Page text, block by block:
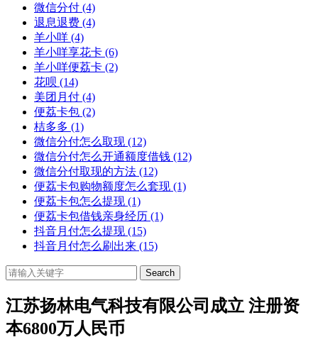
微信分付 (4)
退息退费 (4)
羊小咩 (4)
羊小咩享花卡 (6)
羊小咩便荔卡 (2)
花呗 (14)
美团月付 (4)
便荔卡包 (2)
桔多多 (1)
微信分付怎么取现 (12)
微信分付怎么开通额度借钱 (12)
微信分付取现的方法 (12)
便荔卡包购物额度怎么套现 (1)
便荔卡包怎么提现 (1)
便荔卡包借钱亲身经历 (1)
抖音月付怎么提现 (15)
抖音月付怎么刷出来 (15)
Search
江苏扬林电气科技有限公司成立 注册资
本6800万人民币